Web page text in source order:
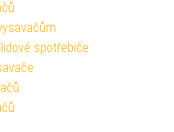
spotřebiče